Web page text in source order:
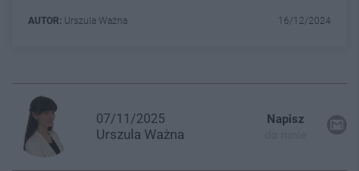
AUTOR: Urszula Ważna 16/12/2024
07/11/2025
Urszula Ważna
Napisz